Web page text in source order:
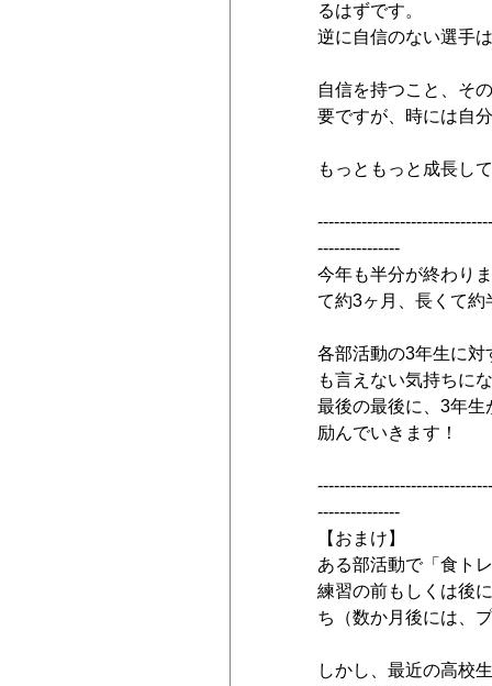
るはずです。
逆に自信のない選手
自信を持つこと、そ
要ですが、時には自
もっともっと成長し
---------------
今年も半分が終わり
て約3ヶ月、長くて約
各部活動の3年生に
も言えない気持ちに
最後の最後に、3年
励んでいきます！
---------------
【おまけ】
ある部活動で「食ト
練習の前もしくは後
ち（数か月後には、
しかし、最近の高校